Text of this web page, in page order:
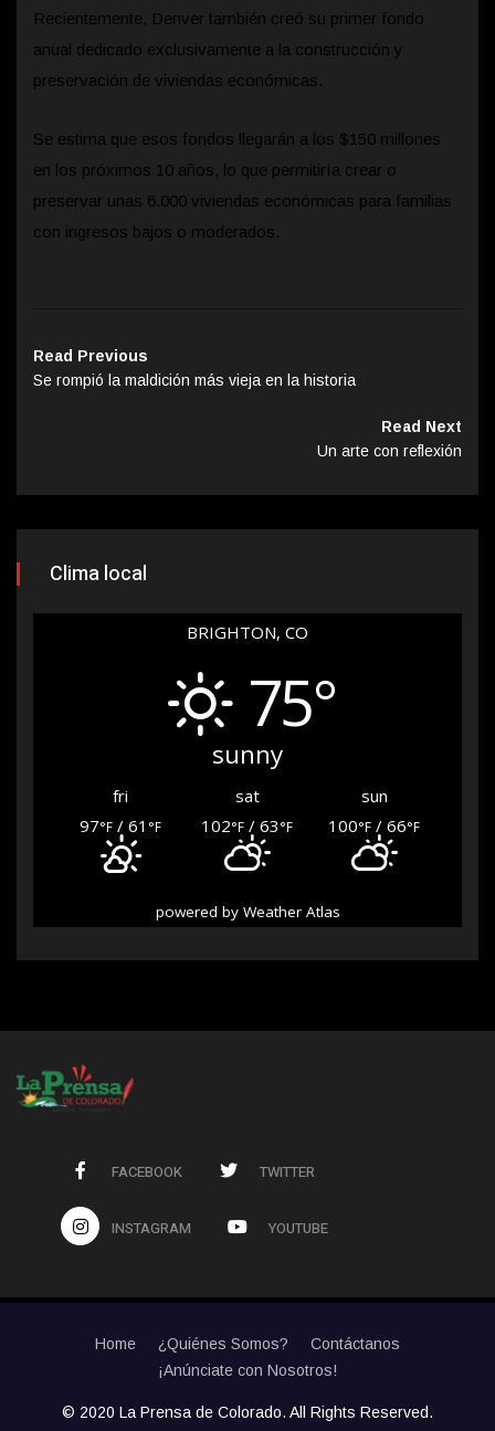
Recientemente, Denver también creó su primer fondo
anual dedicado exclusivamente a la construcción y
preservación de viviendas económicas.
Se estima que esos fondos llegarán a los $150 millones
en los próximos 10 años, lo que permitiría crear o
preservar unas 6.000 viviendas económicas para familias
con ingresos bajos o moderados.
Read Previous
Se rompió la maldición más vieja en la historia
Read Next
Un arte con reflexión
Clima local
BRIGHTON, CO
75°
sunny
fri sat
sun
97°F / 61 °F 102°F / 63°F 100°F / 66°F
powered by Weather Atlas
FACEBOOK TWITTER
INSTAGRAM YOUTUBE
Home ¿Quiénes Somos?
Contáctanos
¡Anúnciate con Nosotros!
© 2020 La Prensa de Colorado. All Rights Reserved.